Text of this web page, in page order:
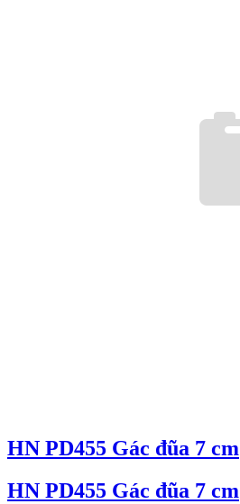
HN PD455 Gác đũa 7 cm
HN PD455 Gác đũa 7 cm